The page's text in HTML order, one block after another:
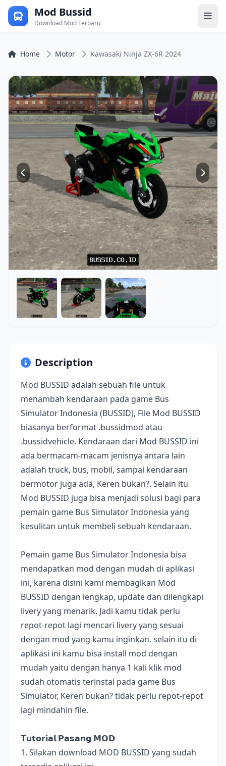
Mod Bussid
Download Mod Terbaru
Home Motor Kawasaki Ninja ZX-6R 2024
Description
Mod BUSSID adalah sebuah file untuk
menambah kendaraan pada game Bus
Simulator Indonesia (BUSSID), File Mod BUSSID
biasanya berformat .bussidmod atau
.bussidvehicle. Kendaraan dari Mod BUSSID ini
ada bermacam-macam jenisnya antara lain
adalah truck, bus, mobil, sampai kendaraan
bermotor juga ada, Keren bukan?. Selain itu
Mod BUSSID juga bisa menjadi solusi bagi para
pemain game Bus Simulator Indonesia yang
kesulitan untuk membeli sebuah kendaraan.
Pemain game Bus Simulator Indonesia bisa
mendapatkan mod dengan mudah di aplikasi
ini, karena disini kami membagikan Mod
BUSSID dengan lengkap, update dan dilengkapi
livery yang menarik. Jadi kamu tidak perlu
repot-repot lagi mencari livery yang sesuai
dengan mod yang kamu inginkan. selain itu di
aplikasi ini kamu bisa install mod dengan
mudah yaitu dengan hanya 1 kali klik mod
sudah otomatis terinstal pada game Bus
Simulator, Keren bukan? tidak perlu repot-repot
lagi mindahin file.
𝗧𝘂𝘁𝗼𝗿𝗶𝗮𝗹 𝗣𝗮𝘀𝗮𝗻𝗴 𝗠𝗢𝗗
1. Silakan download MOD BUSSID yang sudah